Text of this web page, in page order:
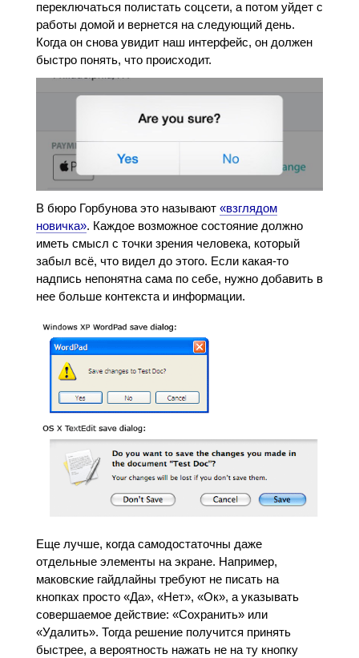
переключаться полистать соцсети, а потом уйдет с
работы домой и вернется на следующий день.
Когда он снова увидит наш интерфейс, он должен
быстро понять, что происходит.
В бюро Горбунова это называют «взглядом
новичка». Каждое возможное состояние должно
иметь смысл с точки зрения человека, который
забыл всё, что видел до этого. Если какая-то
надпись непонятна сама по себе, нужно добавить в
нее больше контекста и информации.
Еще лучше, когда самодостаточны даже
отдельные элементы на экране. Например,
маковские гайдлайны требуют не писать на
кнопках просто «Да», «Нет», «Ок», а указывать
совершаемое действие: «Сохранить» или
«Удалить». Тогда решение получится принять
быстрее, а вероятность нажать не на ту кнопку